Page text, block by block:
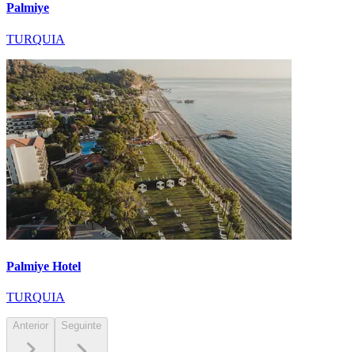
Palmiye
TURQUIA
Palmiye Hotel
TURQUIA
Anterior Seguinte